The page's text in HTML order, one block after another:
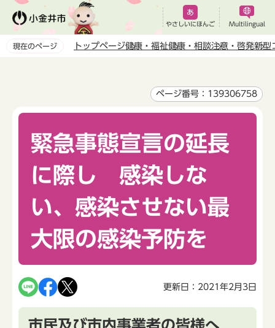
ペ
やさしいにほんご Multilingual
現在のページ トップページ健康・福祉健康・相談注意・啓発新型
ページ番号：139306758
緊急事態宣言の延長
に際し 感染しな
い、感染させない最
大限の感染予防を
更新日：2021年2月3日
市民及び市内事業者の皆様へ